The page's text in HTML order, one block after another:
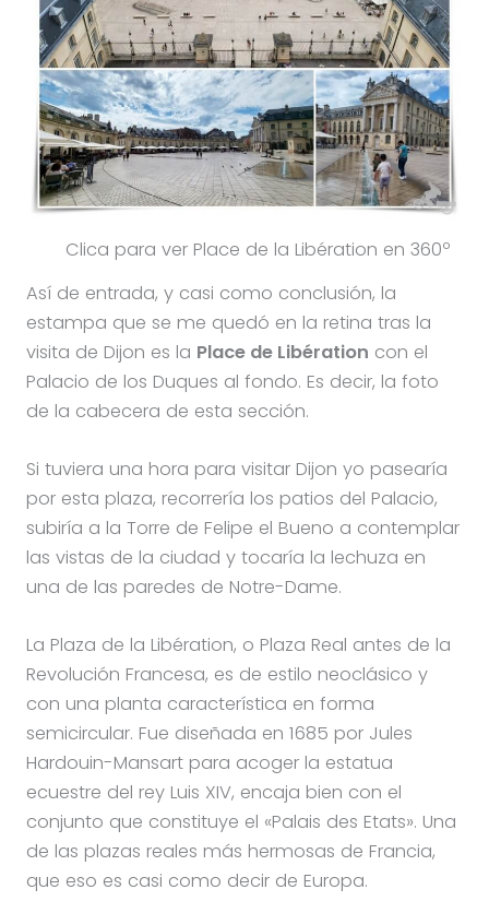
Clica para ver Place de la Libération en 360º
Así de entrada, y casi como conclusión, la
estampa que se me quedó en la retina tras la
visita de Dijon es la Place de Libération con el
Palacio de los Duques al fondo. Es decir, la foto
de la cabecera de esta sección.
Si tuviera una hora para visitar Dijon yo pasearía
por esta plaza, recorrería los patios del Palacio,
subiría a la Torre de Felipe el Bueno a contemplar
las vistas de la ciudad y tocaría la lechuza en
una de las paredes de Notre-Dame.
La Plaza de la Libération, o Plaza Real antes de la
Revolución Francesa, es de estilo neoclásico y
con una planta característica en forma
semicircular. Fue diseñada en 1685 por Jules
Hardouin-Mansart para acoger la estatua
ecuestre del rey Luis XIV, encaja bien con el
conjunto que constituye el «Palais des Etats». Una
de las plazas reales más hermosas de Francia,
que eso es casi como decir de Europa.